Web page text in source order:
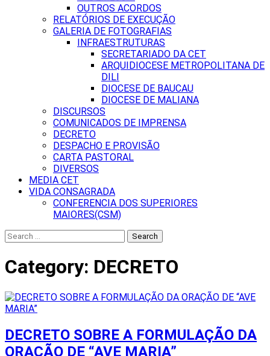
OUTROS ACORDOS
RELATÓRIOS DE EXECUÇÃO
GALERIA DE FOTOGRAFIAS
INFRAESTRUTURAS
SECRETARIADO DA CET
ARQUIDIOCESE METROPOLITANA DE
DILI
DIOCESE DE BAUCAU
DIOCESE DE MALIANA
DISCURSOS
COMUNICADOS DE IMPRENSA
DECRETO
DESPACHO E PROVISÃO
CARTA PASTORAL
DIVERSOS
MEDIA CET
VIDA CONSAGRADA
CONFERENCIA DOS SUPERIORES
MAIORES(CSM)
Search
for:
Category: DECRETO
DECRETO SOBRE A FORMULAÇÃO DA
ORAÇÃO DE “AVE MARIA”